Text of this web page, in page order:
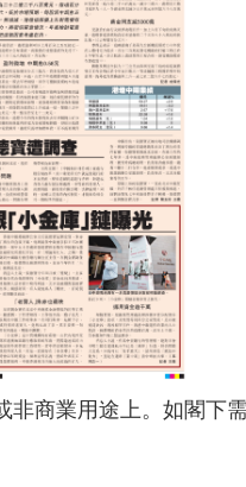
非商業用途上。如閣下